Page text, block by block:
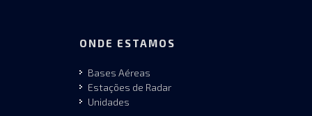
ONDE ESTAMOS
Bases Aéreas
Estações de Radar
Unidades